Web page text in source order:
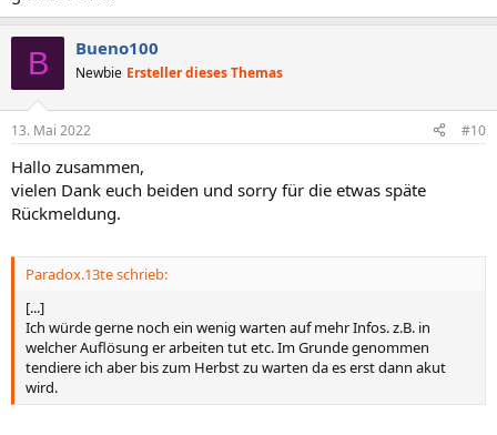
B Bueno100
Newbie Ersteller dieses Themas
13. Mai 2022 #10
Hallo zusammen,
vielen Dank euch beiden und sorry für die etwas späte
Rückmeldung.
Paradox.13te schrieb:
[...]
Ich würde gerne noch ein wenig warten auf mehr Infos. z.B. in
welcher Auflösung er arbeiten tut etc. Im Grunde genommen
tendiere ich aber bis zum Herbst zu warten da es erst dann akut
wird.